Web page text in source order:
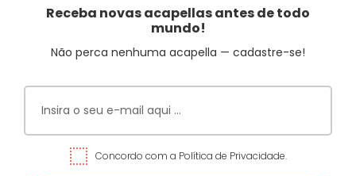
Receba novas acapellas antes de todo
mundo!
Não perca nenhuma acapella — cadastre-se!
Concordo com a Política de Privacidade.